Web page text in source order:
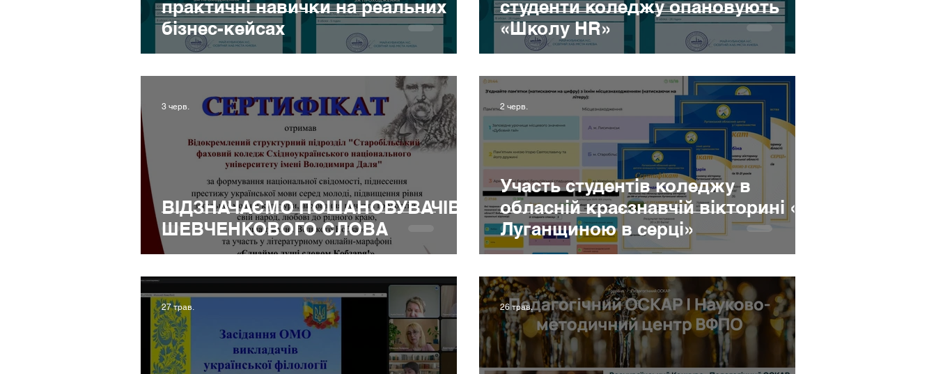
практичні навички на реальних
бізнес-кейсах
студенти коледжу опановують
«Школу HR»
ВІДЗНАЧАЄМО ПОШАНОВУВАЧІВ
ШЕВЧЕНКОВОГО СЛОВА
3 черв.
Участь студентів коледжу в
обласній краєзнавчій вікторині «З
Луганщиною в серці»
2 черв.
27 трав. 26 трав.